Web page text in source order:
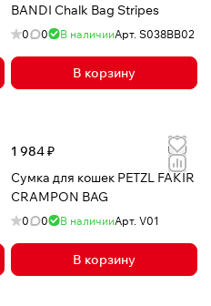
BANDI Chalk Bag Stripes
0 0 В наличииАрт. S038BB02
В корзину
1 984 ₽
Сумка для кошек PETZL FAKIR
CRAMPON BAG
0 0 В наличииАрт. V01
В корзину